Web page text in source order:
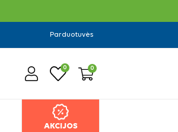
Parduotuvės
0 0
AKCIJOS